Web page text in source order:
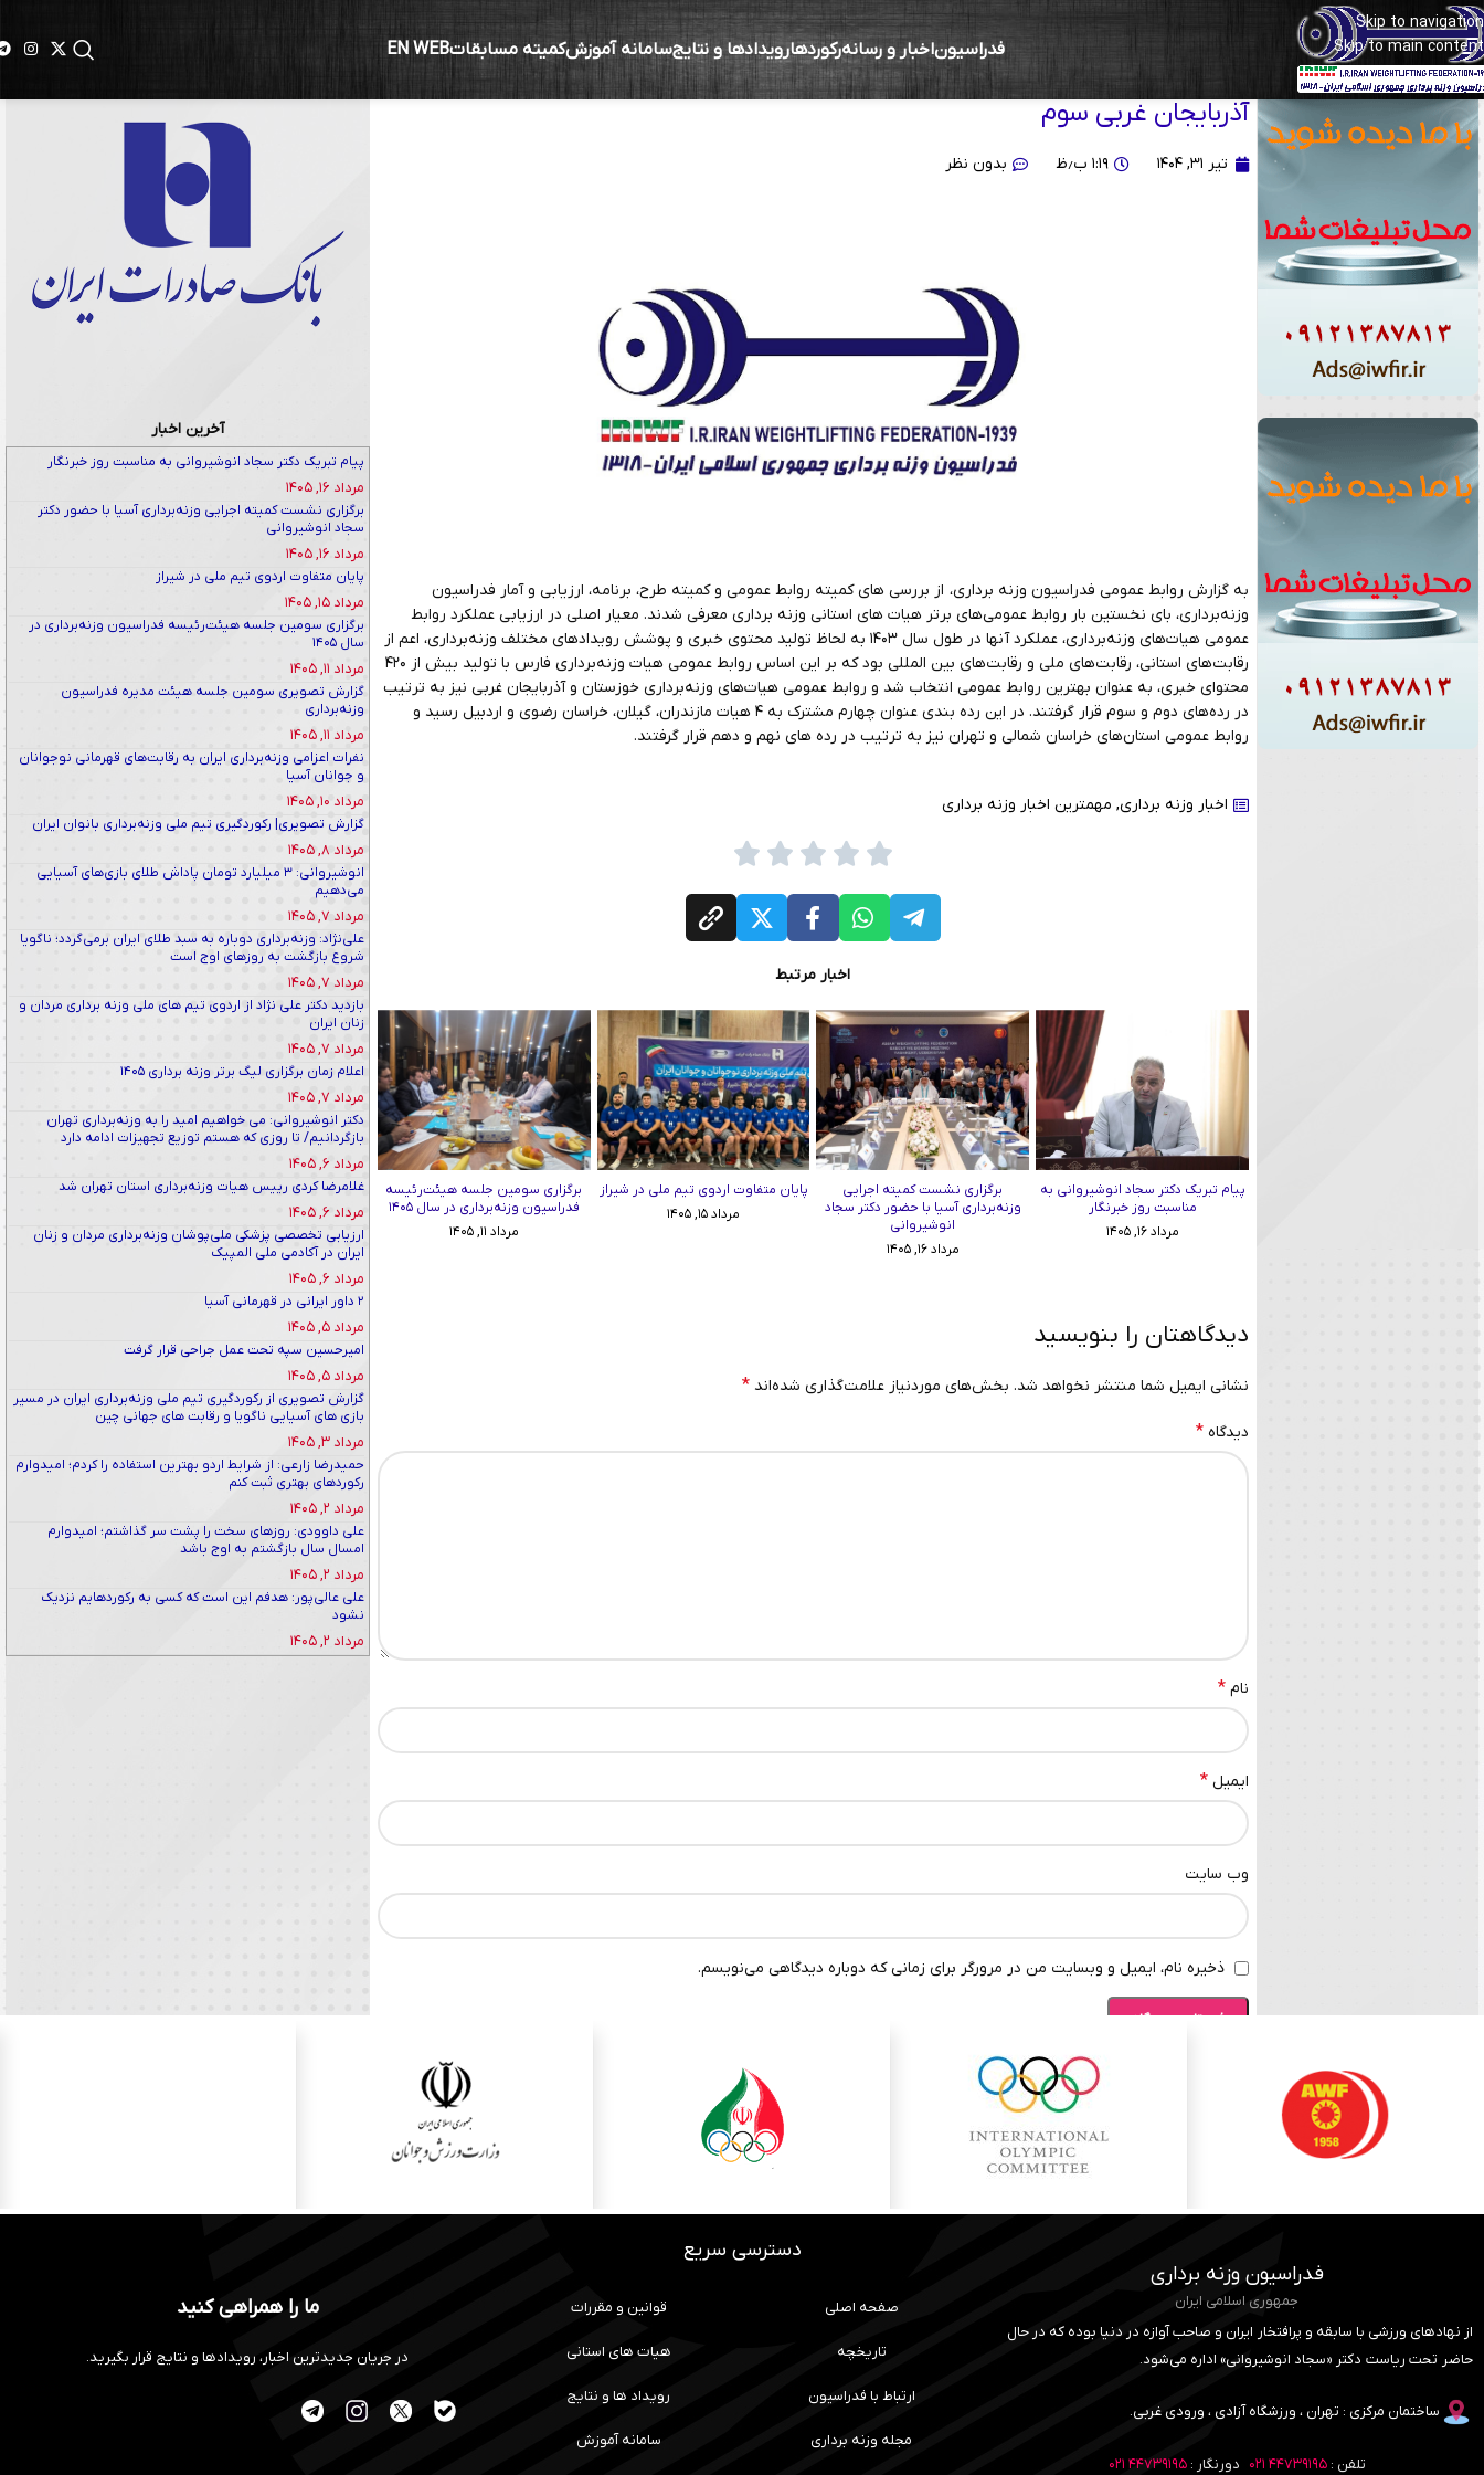
Skip to navigation
Skip to main content
فدراسیوناخبار و رسانهرکوردهارویدادها و نتایجسامانه آموزشکمیته مسابقاتEN WEB
معرفی ۱۰ روابط عمومی برتر هیات‌های استانی وزنه‌برداری فارس اول، خوزستان دوم،
آذربایجان غربی سوم
تیر ۳۱, ۱۴۰۴ ۱:۱۹ ب٫ظ بدون نظر
به گزارش روابط عمومی فدراسیون وزنه برداری، از بررسی های کمیته روابط عمومی و کمیته طرح، برنامه، ارزیابی و آمار فدراسیون
وزنه‌برداری، بای نخستین بار روابط عمومی‌های برتر هیات‌ های استانی وزنه برداری معرفی شدند. معیار اصلی در ارزیابی عملکرد روابط
عمومی‌ هیات‌های وزنه‌برداری، عملکرد آنها در طول سال ۱۴۰۳ به لحاظ تولید محتوی خبری و پوشش رویدادهای مختلف وزنه‌‎‌برداری، اعم از
رقابت‌های استانی، رقابت‌های ملی و رقابت‌های بین المللی بود که بر این اساس روابط عمومی هیات وزنه‌برداری فارس با تولید بیش از ۴۲۰
محتوای خبری، به عنوان بهترین روابط عمومی انتخاب شد و روابط عمومی هیات‌های وزنه‌برداری خوزستان و آذربایجان غربی نیز به ترتیب
در رده‌های دوم و سوم قرار گرفتند. در این رده بندی عنوان چهارم مشترک به ۴ هیات مازندران، گیلان، خراسان رضوی و اردبیل رسید و
روابط عمومی استان‌های خراسان شمالی و تهران نیز به ترتیب در رده های نهم و دهم قرار گرفتند.
اخبار وزنه برداری, مهمترین اخبار وزنه برداری
اخبار مرتبط
پیام تبریک دکتر سجاد انوشیروانی به
مناسبت روز خبرنگار
مرداد ۱۶, ۱۴۰۵
برگزاری نشست کمیته اجرایی
وزنه‌برداری آسیا با حضور دکتر سجاد
انوشیروانی
مرداد ۱۶, ۱۴۰۵
پایان متفاوت اردوی تیم ملی در شیراز
مرداد ۱۵, ۱۴۰۵
برگزاری سومین جلسه هیئت‌رئیسه
فدراسیون وزنه‌برداری در سال ۱۴۰۵
مرداد ۱۱, ۱۴۰۵
دیدگاهتان را بنویسید
نشانی ایمیل شما منتشر نخواهد شد. بخش‌های موردنیاز علامت‌گذاری شده‌اند *
دیدگاه *
نام *
ایمیل *
وب‌ سایت
ذخیره نام، ایمیل و وبسایت من در مرورگر برای زمانی که دوباره دیدگاهی می‌نویسم.
آخرین اخبار
پیام تبریک دکتر سجاد انوشیروانی به مناسبت روز خبرنگار
مرداد ۱۶, ۱۴۰۵
برگزاری نشست کمیته اجرایی وزنه‌برداری آسیا با حضور دکتر
سجاد انوشیروانی
مرداد ۱۶, ۱۴۰۵
پایان متفاوت اردوی تیم ملی در شیراز
مرداد ۱۵, ۱۴۰۵
برگزاری سومین جلسه هیئت‌رئیسه فدراسیون وزنه‌برداری در
سال ۱۴۰۵
مرداد ۱۱, ۱۴۰۵
گزارش تصویری سومین جلسه هیئت مدیره فدراسیون
وزنه‌برداری
مرداد ۱۱, ۱۴۰۵
نفرات اعزامی وزنه‌برداری ایران به رقابت‌های قهرمانی نوجوانان
و جوانان آسیا
مرداد ۱۰, ۱۴۰۵
گزارش تصویری| رکوردگیری تیم ملی وزنه‌برداری بانوان ایران
مرداد ۸, ۱۴۰۵
انوشیروانی: ۳ میلیارد تومان پاداش طلای بازی‌های آسیایی
می‌دهیم
مرداد ۷, ۱۴۰۵
علی‌نژاد: وزنه‌برداری دوباره به سبد طلای ایران برمی‌گردد؛ ناگویا
شروع بازگشت به روزهای اوج است
مرداد ۷, ۱۴۰۵
بازدید دکتر علی نژاد از اردوی تیم های ملی وزنه برداری مردان و
زنان ایران
مرداد ۷, ۱۴۰۵
اعلام زمان برگزاری لیگ برتر وزنه برداری ۱۴۰۵
مرداد ۷, ۱۴۰۵
دکتر انوشیروانی: می خواهیم امید را به وزنه‌برداری تهران
بازگردانیم/ تا روزی که هستم توزیع تجهیزات ادامه دارد
مرداد ۶, ۱۴۰۵
غلامرضا کردی رییس هیات وزنه‌برداری استان تهران شد
مرداد ۶, ۱۴۰۵
ارزیابی تخصصی پزشکی ملی‌پوشان وزنه‌برداری مردان و زنان
ایران در آکادمی ملی المپیک
مرداد ۶, ۱۴۰۵
۲ داور ایرانی در قهرمانی آسیا
مرداد ۵, ۱۴۰۵
امیرحسین سپه تحت عمل جراحی قرار گرفت
مرداد ۵, ۱۴۰۵
گزارش تصویری از رکوردگیری تیم ملی وزنه‌برداری ایران در مسیر
بازی های آسیایی ناگویا و رقابت های جهانی چین
مرداد ۳, ۱۴۰۵
حمیدرضا زارعی: از شرایط اردو بهترین استفاده را کردم؛ امیدوارم
رکوردهای بهتری ثبت کنم
مرداد ۲, ۱۴۰۵
علی داوودی: روزهای سخت را پشت سر گذاشتم؛ امیدوارم
امسال سال بازگشتم به اوج باشد
مرداد ۲, ۱۴۰۵
علی عالی‌پور: هدفم این است که کسی به رکوردهایم نزدیک
نشود
مرداد ۲, ۱۴۰۵
فدراسیون وزنه برداری
جمهوری اسلامی ایران
از نهادهای ورزشی با سابقه و پرافتخار ایران و صاحب آوازه در دنیا بوده که در حال
حاضر تحت ریاست دکتر «سجاد انوشیروانی» اداره می‌شود.
ساختمان مرکزی : تهران ، ورزشگاه آزادی ، ورودی غربی.
تلفن :۴۴۷۳۹۱۹۵ ۰۲۱ دورنگار :۴۴۷۳۹۱۹۵ ۰۲۱
دسترسی سریع
صفحه اصلی
تاریخچه
ارتباط با فدراسیون
مجله وزنه برداری
قوانین و مقررات
هیات های استانی
رویداد ها و نتایج
سامانه آموزش
ما را همراهی کنید
در جریان جدیدترین اخبار، رویدادها و نتایج قرار بگیرید.